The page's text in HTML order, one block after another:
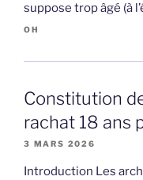
suppose trop âgé (à
OH
Constitution
rachat 18 ans
3 MARS 2026
Introduction Les